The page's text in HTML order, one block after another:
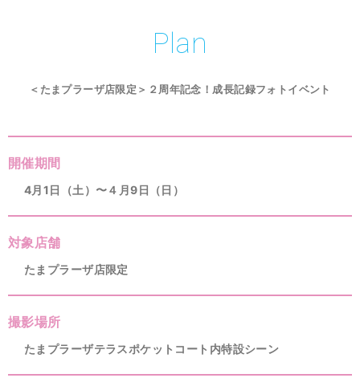
Plan
＜たまプラーザ店限定＞２周年記念！成⻑記録フォトイベント
開催期間
4月1日（土）〜４月9日（日）
対象店舗
たまプラーザ店限定
撮影場所
たまプラーザテラスポケットコート内特設シーン